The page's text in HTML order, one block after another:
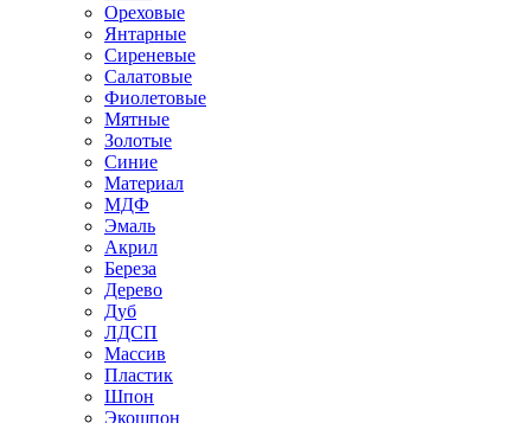
Ореховые
Янтарные
Сиреневые
Салатовые
Фиолетовые
Мятные
Золотые
Синие
Материал
МДФ
Эмаль
Акрил
Береза
Дерево
Дуб
ЛДСП
Массив
Пластик
Шпон
Экошпон